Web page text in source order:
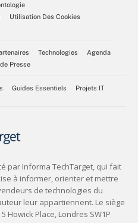
Utilisation Des Cookies
Technologies
Agenda
Presse
Guides Essentiels Projets IT